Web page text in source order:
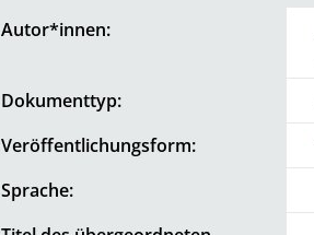
Autor*innen:
Dokumenttyp:
Veröffentlichungsform:
Sprache: